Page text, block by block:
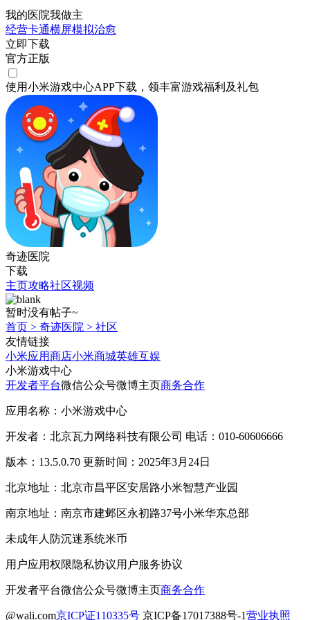
我的医院我做主
经营卡通横屏模拟治愈
立即下载
官方正版
使用小米游戏中心APP下载 ，领丰富游戏福利 及礼包
奇迹医院
下载
主页攻略社区视频
暂时没有帖子~
首页 > 奇迹医院 > 社区
友情链接
小米应用商店小米商城英雄互娱
小米游戏中心
开发者平台微信公众号微博主页商务合作
应用名称：小米游戏中心
开发者：北京瓦力网络科技有限公司 电话：010-60606666
版本：13.5.0.70 更新时间：2025年3月24日
北京地址：北京市昌平区安居路小米智慧产业园
南京地址：南京市建邺区永初路37号小米华东总部
未成年人防沉迷系统米币
用户应用权限隐私协议用户服务协议
开发者平台微信公众号微博主页商务合作
@wali.com京ICP证110335号 京ICP备17017388号-1营业执照